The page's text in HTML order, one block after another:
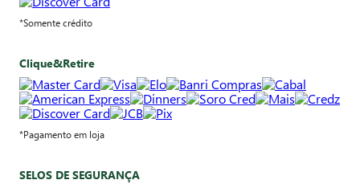
*Somente crédito
Clique&Retire
*Pagamento em loja
SELOS DE SEGURANÇA